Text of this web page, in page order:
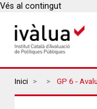
Vés al contingut
Inici GP 6 -